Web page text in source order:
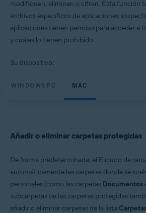
Sistemas operativos:
modifiquen, eliminen o cifren. Esta función
archivos específicos de aplicaciones
aplicaciones tienen permiso para acceder a
y cuáles lo tienen prohibido.
Su dispositivo:
WINDOWS PC MAC
Añadir o eliminar carpetas protegidas
De forma predeterminada, el Escudo de
automáticamente las carpetas donde se
personales (como las carpetas Documentos
subcarpetas de las carpetas protegidas
añadir o eliminar carpetas de la lista